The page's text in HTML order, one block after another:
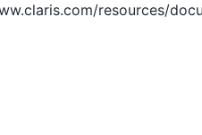
resources/